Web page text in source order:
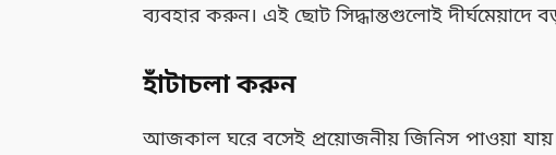
ব্যবহার করুন। এই ছোট সিদ্ধান্তগুলোই দীর্ঘমেয়াদে
হাঁটাচলা করুন
আজকাল ঘরে বসেই প্রয়োজনীয় জিনিস পাওয়া যায়।